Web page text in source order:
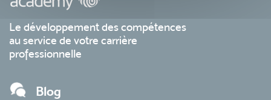
Le développement des compétences
au service de votre carrière
professionnelle
Blog